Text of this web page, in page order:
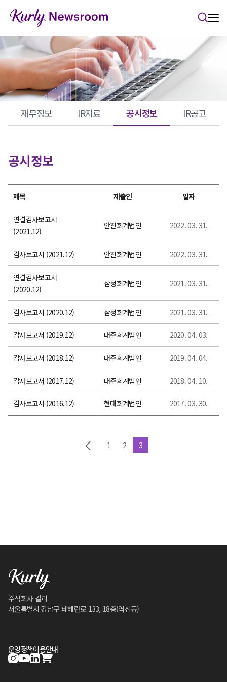
재무정보 IR자료 공시정보 IR공고
공시정보
제목 제출인 일자
연결감사보고서
(2021.12)
안진회계법인 2022. 03. 31.
감사보고서 (2021.12) 안진회계법인 2022. 03. 31.
연결감사보고서
(2020.12)
삼정회계법인 2021. 03. 31.
감사보고서 (2020.12) 삼정회계법인 2021. 03. 31.
감사보고서 (2019.12) 대주회계법인 2020. 04. 03.
감사보고서 (2018.12) 대주회계법인 2019. 04. 04.
감사보고서 (2017.12) 대주회계법인 2018. 04. 10.
감사보고서 (2016.12) 현대회계법인 2017. 03. 30.
1 2 3
주식회사 컬리
서울특별시 강남구 테헤란로 133, 18층(역삼동)
운영정책이용안내